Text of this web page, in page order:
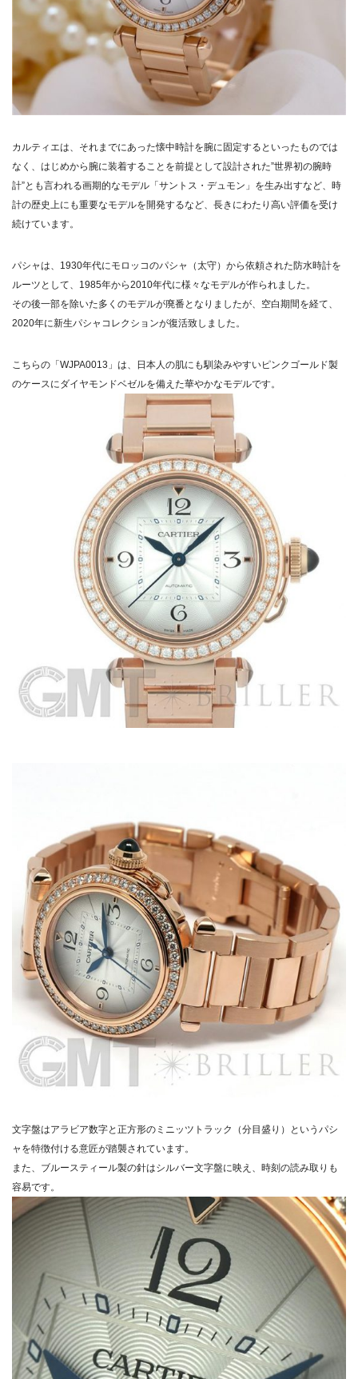
カルティエは、それまでにあった懐中時計を腕に固定するといったものでは
なく、はじめから腕に装着することを前提として設計された”世界初の腕時
計”とも言われる画期的なモデル「サントス・デュモン」を生み出すなど、時
計の歴史上にも重要なモデルを開発するなど、長きにわたり高い評価を受け
続けています。
パシャは、1930年代にモロッコのパシャ（太守）から依頼された防水時計を
ルーツとして、1985年から2010年代に様々なモデルが作られました。
その後一部を除いた多くのモデルが廃番となりましたが、空白期間を経て、
2020年に新生パシャコレクションが復活致しました。
こちらの「WJPA0013」は、日本人の肌にも馴染みやすいピンクゴールド製
のケースにダイヤモンドベゼルを備えた華やかなモデルです。
文字盤はアラビア数字と正方形のミニッツトラック（分目盛り）というパシ
ャを特徴付ける意匠が踏襲されています。
また、ブルースティール製の針はシルバー文字盤に映え、時刻の読み取りも
容易です。